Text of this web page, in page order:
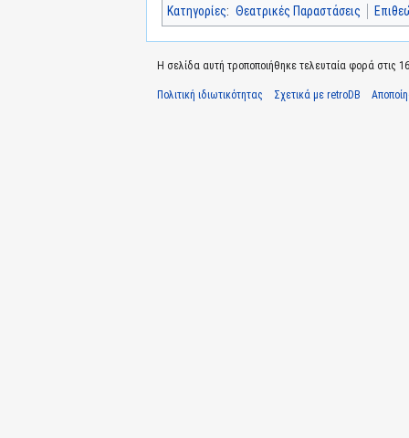
Κατηγορίες: Θεατρικές Παραστάσεις
Η σελίδα αυτή τροποποιήθηκε τελευταία φορά στις
Πολιτική ιδιωτικότητας Σχετικά με retroDB